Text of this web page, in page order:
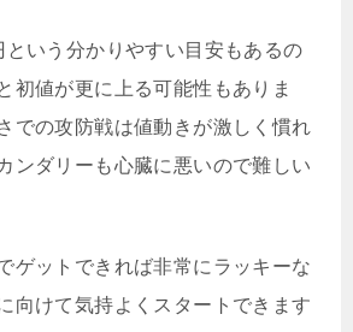
という分かりやすい目安もあるの
初値が更に上る可能性もありま
での攻防戦は値動きが激しく慣れ
ンダリーも心臓に悪いので難しい
ゲットできれば非常にラッキーな
向けて気持よくスタートできます